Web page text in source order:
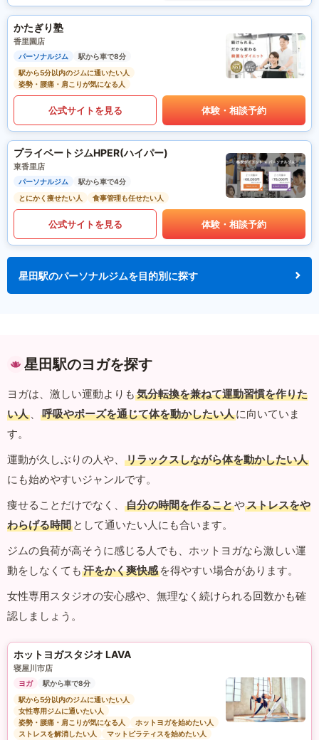
かたぎり塾
香里園店
パーソナルジム
駅から車で8分
駅から5分以内のジムに通いたい人
姿勢・腰痛・肩こりが気になる人
公式サイトを見る 体験・相談予約
プライベートジムHPER(ハイパー)
東香里店
パーソナルジム
駅から車で4分
とにかく痩せたい人
食事管理も任せたい人
公式サイトを見る 体験・相談予約
星田駅のパーソナルジムを目的別に探す
星田駅のヨガを探す
ヨガは、激しい運動よりも 気分転換を兼ねて運動習慣を作りた
い人 、 呼吸やポーズを通じて体を動かしたい人に向いていま
す。
運動が久しぶりの人や、
リラックスしながら体を動かしたい人
にも始めやすいジャンルです。
痩せることだけでなく、
自分の時間を作ることやストレスをや
わらげる時間 として通いたい人にも合います。
ジムの負荷が高そうに感じる人でも、ホットヨガなら激しい運
動をしなくても 汗をかく爽快感 を得やすい場合があります。
女性専用スタジオの安心感や、無理なく続けられる回数かも確
認しましょう。
ホットヨガスタジオ LAVA
寝屋川市店
ヨガ
駅から車で8分
駅から5分以内のジムに通いたい人
女性専用ジムに通いたい人
姿勢・腰痛・肩こりが気になる人
ホットヨガを始めたい人
ストレスを解消したい人
マットピラティスを始めたい人